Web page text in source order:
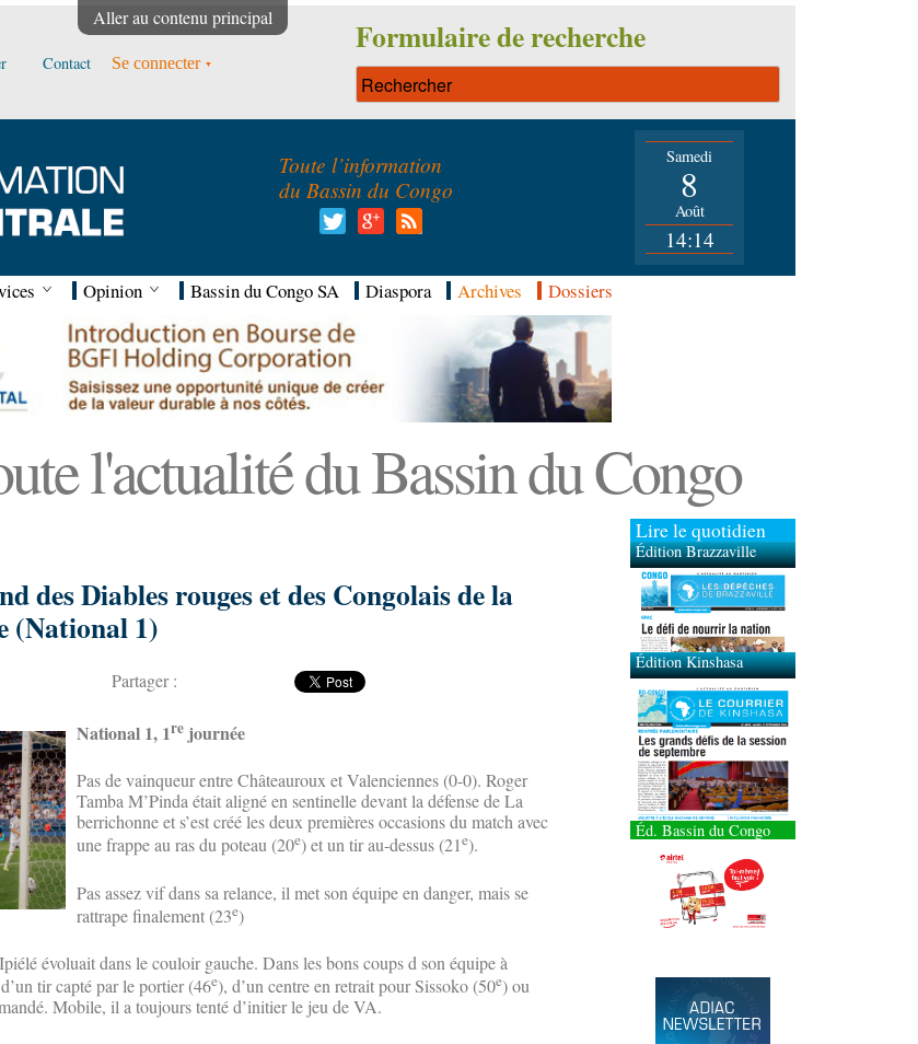
Aller au contenu principal
Contact Se connecter
Formulaire de recherche
Toute l’information
du Bassin du Congo
Samedi
8
Août
14:14
Opinion Bassin du Congo SA Diaspora Archives Dossiers
l'actualité du Bassin du Congo
des Diables rouges et des Congolais de la
(National 1)
Partager :
National 1, 1re journée
Pas de vainqueur entre Châteauroux et Valenciennes (0-0). Roger
Tamba M’Pinda était aligné en sentinelle devant la défense de La
berrichonne et s’est créé les deux premières occasions du match avec
une frappe au ras du poteau (20e) et un tir au-dessus (21e).
Pas assez vif dans sa relance, il met son équipe en danger, mais se
rattrape finalement (23e)
évoluait dans le couloir gauche. Dans les bons coups d son équipe à
tir capté par le portier (46e), d’un centre en retrait pour Sissoko (50e) ou
Mobile, il a toujours tenté d’initier le jeu de VA.
Lire le quotidien
Édition Brazzaville
Édition Kinshasa
Éd. Bassin du Congo